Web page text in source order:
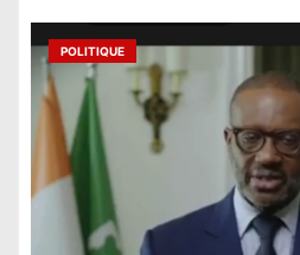
POLITIQUE